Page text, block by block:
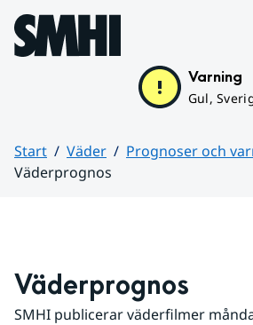
Hoppa till sidans innehåll
Varning
Gul,
Start Väder
Prognoser och
Väderprognos
Väderprognos
SMHI publicerar väderfilmer